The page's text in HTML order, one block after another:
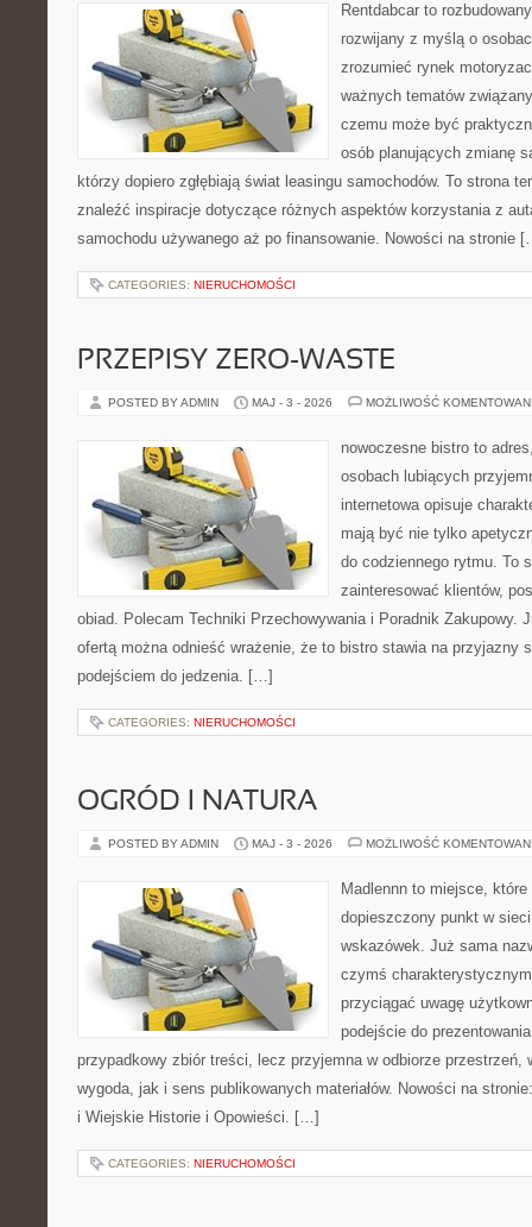
Rentdabcar to
rozwijany z myślą o
zrozumieć rynek
ważnych tematów
czemu może być
osób planujących zmianę
którzy dopiero zgłębiają świat leasingu samochodów. To strona
znaleźć inspiracje dotyczące różnych aspektów korzystania z
samochodu używanego aż po finansowanie. Nowości na stronie
CATEGORIES: NIERUCHOMOŚCI
PRZEPISY ZERO-WASTE
POSTED BY ADMIN MAJ - 3 - 2026 MOŻLIWOŚĆ
nowoczesne bistro to
osobach lubiących
internetowa opisuje
mają być nie tylko
do codziennego rytmu. To
zainteresować klientów,
obiad. Polecam Techniki Przechowywania i Poradnik Zakupowy.
ofertą można odnieść wrażenie, że to bistro stawia na przyjazny
podejściem do jedzenia. […]
CATEGORIES: NIERUCHOMOŚCI
OGRÓD I NATURA
POSTED BY ADMIN MAJ - 3 - 2026 MOŻLIWOŚĆ
Madlennn to miejsce,
dopieszczony punkt w
wskazówek. Już sama
czymś
przyciągać uwagę
podejście do
przypadkowy zbiór treści, lecz przyjemna w odbiorze przestrzeń,
wygoda, jak i sens publikowanych materiałów. Nowości na
i Wiejskie Historie i Opowieści. […]
CATEGORIES: NIERUCHOMOŚCI